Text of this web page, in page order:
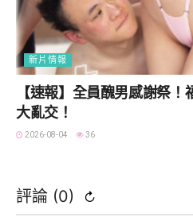
新片情報
【速報】全員醜男感謝祭
大亂交！
2026-08-04 36
評論 (0) ↻